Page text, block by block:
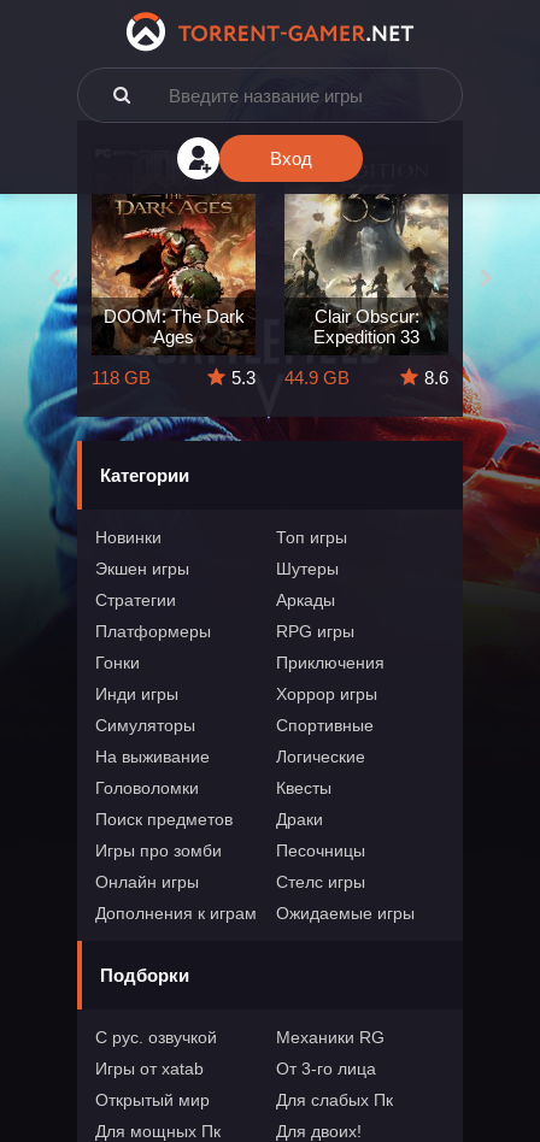
Вход
The
5.7
DOOM: The Dark
Ages
118 GB
5.3
Clair Obscur:
Expedition 33
44.9 GB
8.6
164 GB
Категории
Новинки
Топ игры
Экшен игры
Шутеры
Стратегии
Аркады
Платформеры
RPG игры
Гонки
Приключения
Инди игры
Хоррор игры
Симуляторы
Спортивные
На выживание
Логические
Головоломки
Квесты
Поиск предметов
Драки
Игры про зомби
Песочницы
Онлайн игры
Стелс игры
Дополнения к играм
Ожидаемые игры
Подборки
С рус. озвучкой
Механики RG
Игры от xatab
От 3-го лица
Открытый мир
Для слабых Пк
Для мощных Пк
Для двоих!